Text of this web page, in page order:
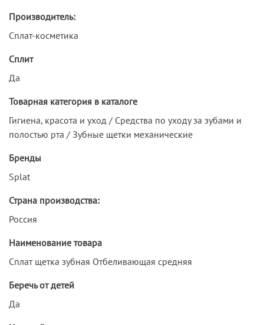
Производитель:
Сплат-косметика
Сплит
Да
Товарная категория в каталоге
Гигиена, красота и уход / Средства по уходу за зубами и
полостью рта / Зубные щетки механические
Бренды
Splat
Страна производства:
Россия
Наименование товара
Сплат щетка зубная Отбеливающая средняя
Беречь от детей
Да